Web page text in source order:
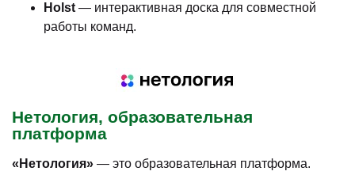
Holst — интерактивная доска для совместной
работы команд.
Нетология, образовательная
платформа
«Нетология» — это образовательная платформа.